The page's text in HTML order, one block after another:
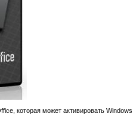
которая может активировать Windows